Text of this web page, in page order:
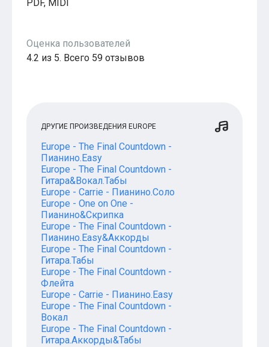
Популярное
PDF, MIDI
Оценка пользователей
4.2 из 5. Всего 59 отзывов
ДРУГИЕ ПРОИЗВЕДЕНИЯ EUROPE
Europe - The Final Countdown -
Пианино.Easy
Europe - The Final Countdown -
Гитара&Вокал.Табы
Europe - Carrie - Пианино.Соло
Europe - One on One -
Пианино&Скрипка
Europe - The Final Countdown -
Пианино.Easy&Аккорды
Europe - The Final Countdown -
Гитара.Табы
Europe - The Final Countdown -
Флейта
Europe - Carrie - Пианино.Easy
Europe - The Final Countdown -
Вокал
Europe - The Final Countdown -
Гитара.Аккорды&Табы